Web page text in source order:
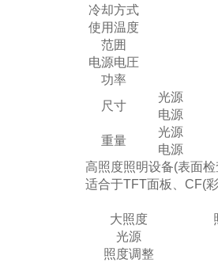
冷却方式
使用温度
范囲
电源电圧
功率
尺寸
光源
电源
重量
光源
电源
高照度照明设备(表面
适合于TFT面板、CF(
大照度
光源
照度调整